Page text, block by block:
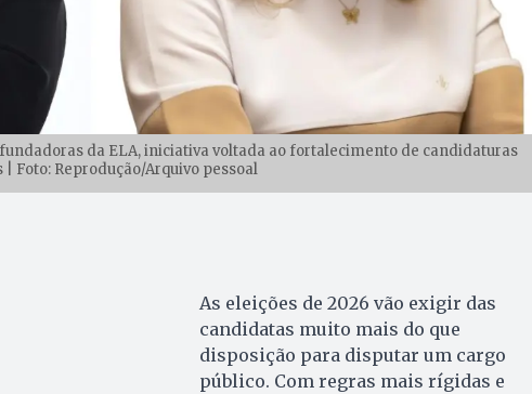
da ELA, iniciativa voltada ao fortalecimento de candidaturas
Foto: Reprodução/Arquivo pessoal
As eleições de 2026 vão exigir das
candidatas muito mais do que
disposição para disputar um cargo
público. Com regras mais rígidas e